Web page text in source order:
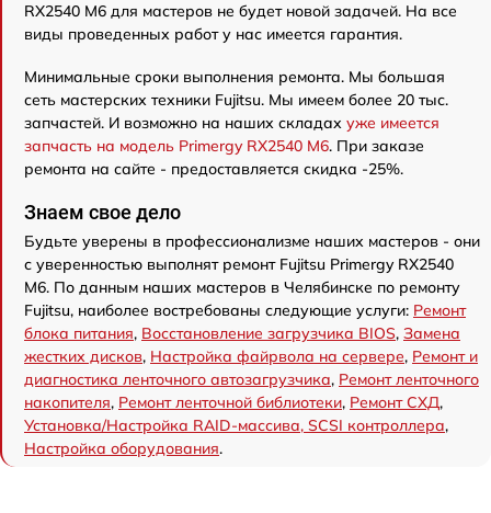
RX2540 M6 для мастеров не будет новой задачей. На все
виды проведенных работ у нас имеется гарантия.
Минимальные сроки выполнения ремонта. Мы большая
сеть мастерских техники Fujitsu. Мы имеем более 20 тыс.
запчастей. И возможно на наших складах уже имеется
запчасть на модель Primergy RX2540 M6. При заказе
ремонта на сайте - предоставляется скидка -25%.
Знаем свое дело
Будьте уверены в профессионализме наших мастеров - они
с уверенностью выполнят ремонт Fujitsu Primergy RX2540
M6. По данным наших мастеров в Челябинске по ремонту
Fujitsu, наиболее востребованы следующие услуги: Ремонт
блока питания, Восстановление загрузчика BIOS, Замена
жестких дисков, Настройка файрвола на сервере, Ремонт и
диагностика ленточного автозагрузчика, Ремонт ленточного
накопителя, Ремонт ленточной библиотеки, Ремонт СХД,
Установка/Настройка RAID-массива, SCSI контроллера,
Настройка оборудования.